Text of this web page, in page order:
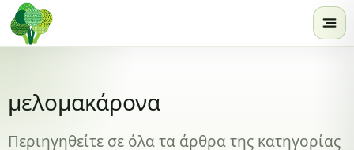
Skip to content
μελομακάρονα
Περιηγηθείτε σε όλα τα άρθρα της κατηγορίας